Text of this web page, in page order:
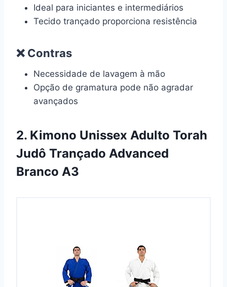
Ideal para iniciantes e intermediários
Tecido trançado proporciona resistência
❌ Contras
Necessidade de lavagem à mão
Opção de gramatura pode não agradar
avançados
2. Kimono Unissex Adulto Torah
Judô Trançado Advanced
Branco A3